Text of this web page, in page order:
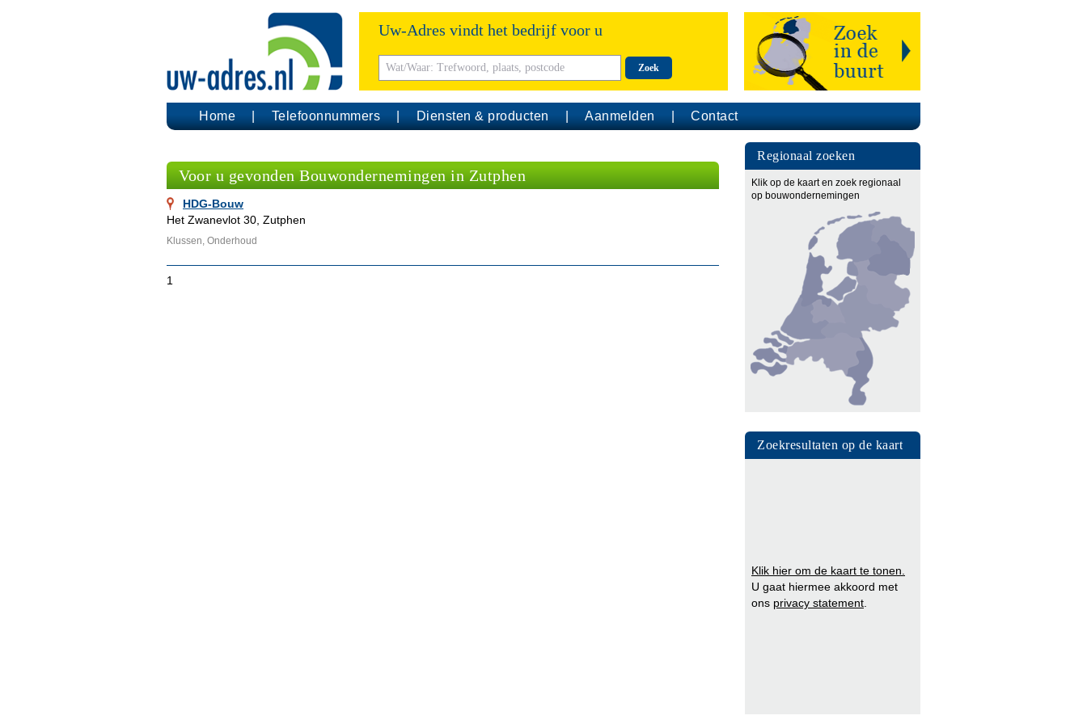
Uw-Adres vindt het bedrijf voor u
Zoek
Home Telefoonnummers Diensten & producten Aanmelden Contact
Voor u gevonden Bouwondernemingen in Zutphen
HDG-Bouw
Het Zwanevlot 30, Zutphen
Klussen, Onderhoud
1
Regionaal zoeken
Klik op de kaart en zoek regionaal
op bouwondernemingen
Zoekresultaten op de kaart
Klik hier om de kaart te tonen.
U gaat hiermee akkoord met
ons privacy statement